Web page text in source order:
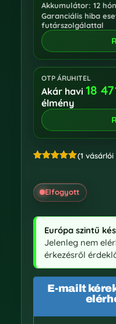
Akkumulátor: 12
Garanciális hiba
futárszolgálattal
OTP ÁRUHITEL
Akár havi 18
élmény
ből,
értékelés
alapján
(1
Elfogyott
Európa szintű
Jelenleg nem
érkezésről
E-mailt